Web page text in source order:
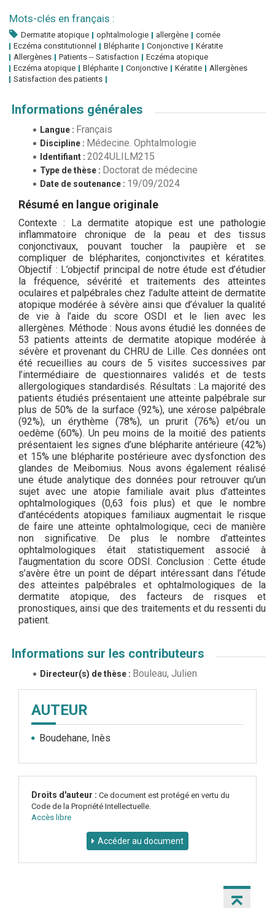
Mots-clés en français :
Dermatite atopique ophtalmologie allergène
cornée
Eczéma constitutionnel
Blépharite Conjonctive
Kératite
Allergènes
Patients -- Satisfaction
Eczéma atopique
Eczéma atopique
Blépharite Conjonctive Kératite
Allergènes
Satisfaction des patients
Informations générales
Langue : Français
Discipline : Médecine. Ophtalmologie
Identifiant : 2024ULILM215
Type de thèse : Doctorat de médecine
Date de soutenance : 19/09/2024
Résumé en langue originale
Contexte : La dermatite atopique est une pathologie
inflammatoire chronique de la peau et des tissus
conjonctivaux, pouvant toucher la paupière et se
compliquer de blépharites, conjonctivites et kératites.
Objectif : L’objectif principal de notre étude est d’étudier
la fréquence, sévérité et traitements des atteintes
oculaires et palpébrales chez l’adulte atteint de dermatite
atopique modérée à sévère ainsi que d’évaluer la qualité
de vie à l’aide du score OSDI et le lien avec les
allergènes. Méthode : Nous avons étudié les données de
53 patients atteints de dermatite atopique modérée à
sévère et provenant du CHRU de Lille. Ces données ont
été recueillies au cours de 5 visites successives par
l’intermédiaire de questionnaires validés et de tests
allergologiques standardisés. Résultats : La majorité des
patients étudiés présentaient une atteinte palpébrale sur
plus de 50% de la surface (92%), une xérose palpébrale
(92%), un érythème (78%), un prurit (76%) et/ou un
oedème (60%). Un peu moins de la moitié des patients
présentaient les signes d’une blépharite antérieure (42%)
et 15% une blépharite postérieure avec dysfonction des
glandes de Meibomius. Nous avons également réalisé
une étude analytique des données pour retrouver qu’un
sujet avec une atopie familiale avait plus d’atteintes
ophtalmologiques (0,63 fois plus) et que le nombre
d’antécédents atopiques familiaux augmentait le risque
de faire une atteinte ophtalmologique, ceci de manière
non significative. De plus le nombre d’atteintes
ophtalmologiques était statistiquement associé à
l’augmentation du score ODSI. Conclusion : Cette étude
s’avère être un point de départ intéressant dans l’étude
des atteintes palpébrales et ophtalmologiques de la
dermatite atopique, des facteurs de risques et
pronostiques, ainsi que des traitements et du ressenti du
patient.
Informations sur les contributeurs
Directeur(s) de thèse : Bouleau, Julien
AUTEUR
Boudehane, Inès
Droits d'auteur : Ce document est protégé en vertu du
Code de la Propriété Intellectuelle.
Accès libre
Accéder au document